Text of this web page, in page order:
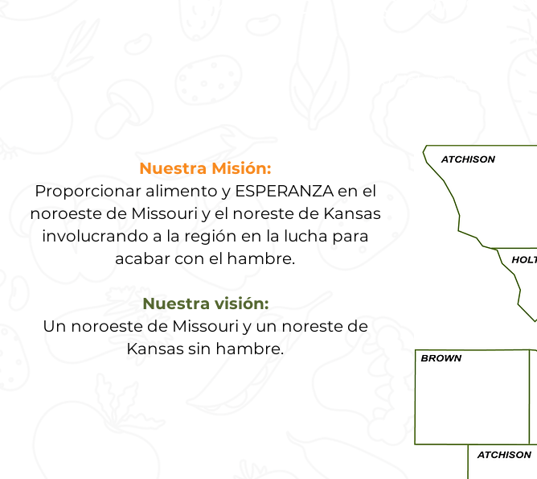
Nuestra Misión:
Proporcionar alimento y ESPERANZA en el
noroeste de Missouri y el noreste de Kansas
involucrando a la región en la lucha para
acabar con el hambre.
Nuestra visión:
Un noroeste de Missouri y un noreste de
Kansas sin hambre.